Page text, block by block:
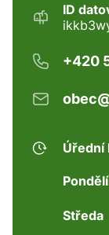
ID
+420
Úřední
Pondělí
Středa